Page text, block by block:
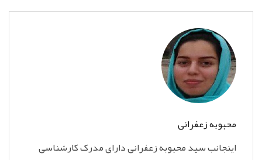
محبوبه زعفرانی
اینجانب سید محبوبه زعفرانی دارای مدرک کارشناسی